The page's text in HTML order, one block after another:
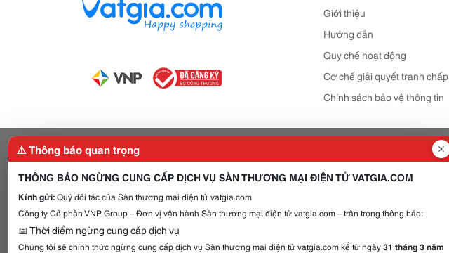
Giới thiệu
Hướng dẫn
Quy chế hoạt động
Cơ chế giải quyết tranh chấp
Chính sách bảo vệ thông tin
⚠️ Thông báo quan trọng
THÔNG BÁO NGỪNG CUNG CẤP DỊCH VỤ SÀN THƯƠNG MẠI ĐIỆN TỬ VATGIA.COM
Kính gửi:Quý đối tác của Sàn thương mại điện tử vatgia.com
Công ty Cổ phần VNP Group – Đơn vị vận hành Sàn thương mại điện tử vatgia.com – trân trọng thông báo:
📅 Thời điểm ngừng cung cấp dịch vụ
Chúng tôi sẽ chính thức ngừng cung cấp dịch vụ Sàn thương mại điện tử vatgia.com kể từ ngày31 tháng 3 năm